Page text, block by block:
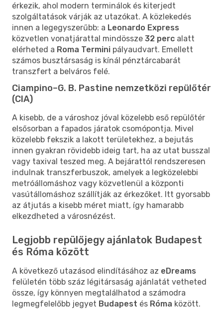
érkezik, ahol modern terminálok és kiterjedt
szolgáltatások várják az utazókat. A közlekedés
innen a legegyszerűbb: a Leonardo Express
közvetlen vonatjárattal mindössze 32 perc alatt
elérheted a Roma Termini pályaudvart. Emellett
számos busztársaság is kínál pénztárcabarát
transzfert a belváros felé.
Ciampino–G. B. Pastine nemzetközi repülőtér
(CIA)
A kisebb, de a városhoz jóval közelebb eső repülőtér
elsősorban a fapados járatok csomópontja. Mivel
közelebb fekszik a lakott területekhez, a bejutás
innen gyakran rövidebb ideig tart, ha az utat busszal
vagy taxival teszed meg. A bejárattól rendszeresen
indulnak transzferbuszok, amelyek a legközelebbi
metróállomáshoz vagy közvetlenül a központi
vasútállomáshoz szállítják az érkezőket. Itt gyorsabb
az átjutás a kisebb méret miatt, így hamarabb
elkezdheted a városnézést.
Legjobb repülőjegy ajánlatok Budapest
és Róma között
A következő utazásod elindításához az eDreams
felületén több száz légitársaság ajánlatát vetheted
össze, így könnyen megtalálhatod a számodra
legmegfelelőbb jegyet Budapest és Róma között.